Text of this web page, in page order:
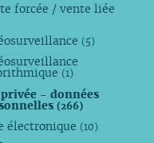
forcée / vente liée
(5)
(1)
- données
(266)
électronique (10)